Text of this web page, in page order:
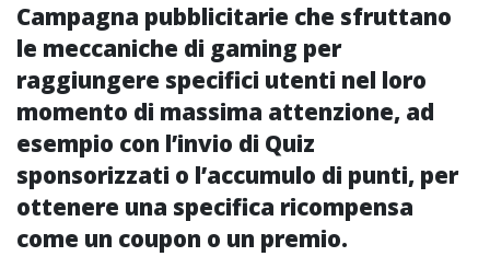
Campagna pubblicitarie che sfruttano
le meccaniche di gaming per
raggiungere specifici utenti nel loro
momento di massima attenzione, ad
esempio con l’invio di Quiz
sponsorizzati o l’accumulo di punti, per
ottenere una specifica ricompensa
come un coupon o un premio.